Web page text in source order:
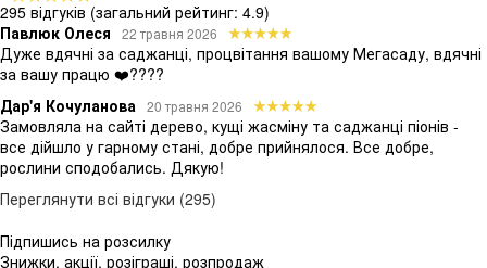
295 відгуків (загальний рейтинг: 4.9)
Павлюк Олеся
22 травня 2026
Дуже вдячні за саджанці, процвітання вашому Мегасаду, вдячні
за вашу працю ❤️????
Дар'я Кочуланова 20 травня 2026
Замовляла на сайті дерево, кущі жасміну та саджанці піонів -
все дійшло у гарному стані, добре прийнялося. Все добре,
рослини сподобались. Дякую!
Переглянути всі відгуки (295)
Підпишись на розсилку
Знижки, акції, розіграші, розпродаж